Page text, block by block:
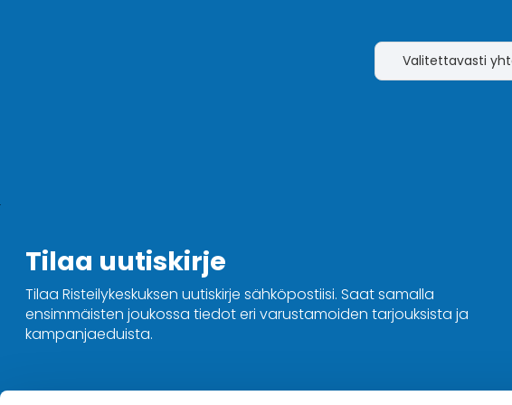
Valitettavasti
Tilaa uutiskirje
Tilaa Risteilykeskuksen uutiskirje sähköpostiisi. Saat samalla
ensimmäisten joukossa tiedot eri varustamoiden tarjouksista ja
kampanjaeduista.
Ota yhteyttä Hyvä